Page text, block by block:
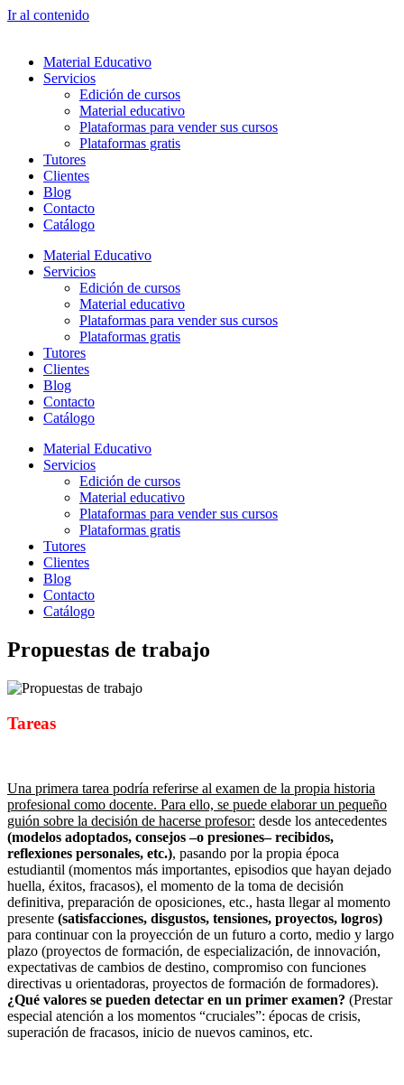
Ir al contenido
Material Educativo
Servicios
Edición de cursos
Material educativo
Plataformas para vender sus cursos
Plataformas gratis
Tutores
Clientes
Blog
Contacto
Catálogo
Material Educativo
Servicios
Edición de cursos
Material educativo
Plataformas para vender sus cursos
Plataformas gratis
Tutores
Clientes
Blog
Contacto
Catálogo
Material Educativo
Servicios
Edición de cursos
Material educativo
Plataformas para vender sus cursos
Plataformas gratis
Tutores
Clientes
Blog
Contacto
Catálogo
Propuestas de trabajo
Tareas
Una primera tarea podría referirse al examen de la propia historia
profesional como docente. Para ello, se puede elaborar un pequeño
guión sobre la decisión de hacerse profesor: desde los antecedentes
(modelos adoptados, consejos –o presiones– recibidos,
reflexiones personales, etc.), pasando por la propia época
estudiantil (momentos más importantes, episodios que hayan dejado
huella, éxitos, fracasos), el momento de la toma de decisión
definitiva, preparación de oposiciones, etc., hasta llegar al momento
presente (satisfacciones, disgustos, tensiones, proyectos, logros)
para continuar con la proyección de un futuro a corto, medio y largo
plazo (proyectos de formación, de especialización, de innovación,
expectativas de cambios de destino, compromiso con funciones
directivas u orientadoras, proyectos de formación de formadores).
¿Qué valores se pueden detectar en un primer examen? (Prestar
especial atención a los momentos “cruciales”: épocas de crisis,
superación de fracasos, inicio de nuevos caminos, etc.